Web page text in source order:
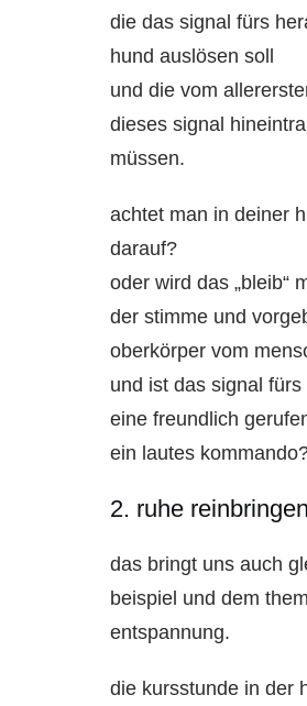
die das signal fürs
hund auslösen soll
und die vom
dieses signal
müssen.
achtet man in deiner
darauf?
oder wird das „bleib“
der stimme und
oberkörper vom
und ist das signal
eine freundlich
ein lautes
2. ruhe reinbringen
das bringt uns auch
beispiel und dem
entspannung.
die kursstunde in der